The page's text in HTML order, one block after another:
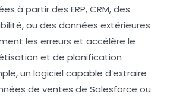
à partir des ERP, CRM, des
ou des données extérieures
les erreurs et accélère le
et de planification
un logiciel capable d’extraire
de ventes de Salesforce ou